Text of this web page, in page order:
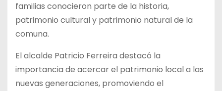
familias conocieron parte de la historia,
patrimonio cultural y patrimonio natural de la
comuna.
El alcalde Patricio Ferreira destacó la
importancia de acercar el patrimonio local a las
nuevas generaciones, promoviendo el